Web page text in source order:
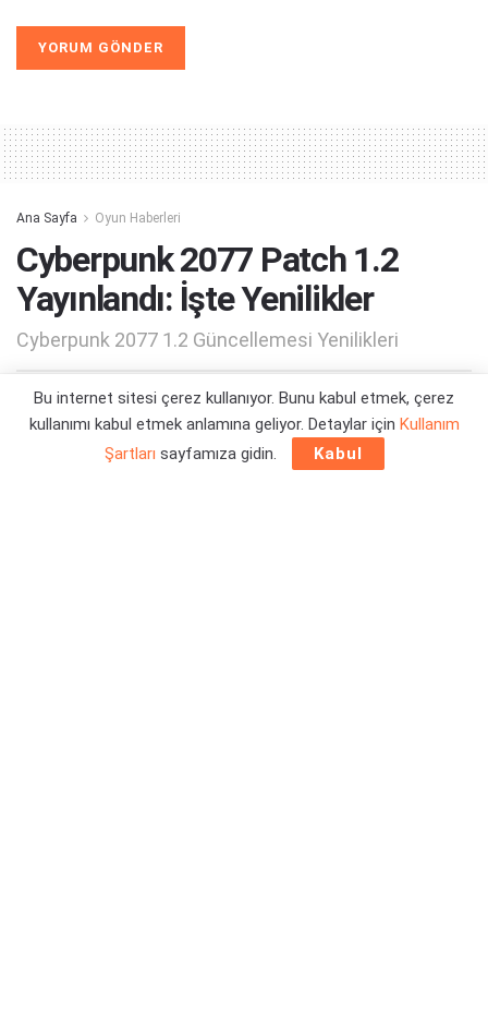
Ana Sayfa Oyun Haberleri
Cyberpunk 2077 Patch 1.2
Yayınlandı: İşte Yenilikler
Cyberpunk 2077 1.2 Güncellemesi Yenilikleri
Yazar: Berk Demirci 31/03/2021 15:00
Bu internet sitesi çerez kullanıyor. Bunu kabul etmek, çerez
kullanımı kabul etmek anlamına geliyor. Detaylar için Kullanım
Şartları sayfamıza gidin. Kabul